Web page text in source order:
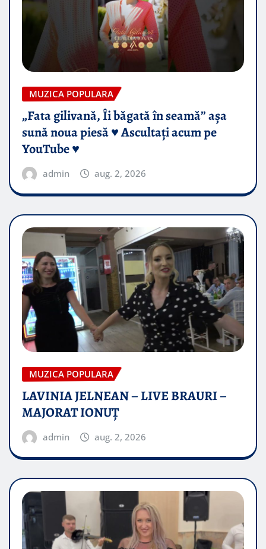
MUZICA POPULARA
„Fata gilivană, Îi băgată în seamă” așa
sună noua piesă ♥️ Ascultați acum pe
YouTube ♥️
admin aug. 2, 2026
MUZICA POPULARA
LAVINIA JELNEAN – LIVE BRAURI –
MAJORAT IONUŢ
admin aug. 2, 2026